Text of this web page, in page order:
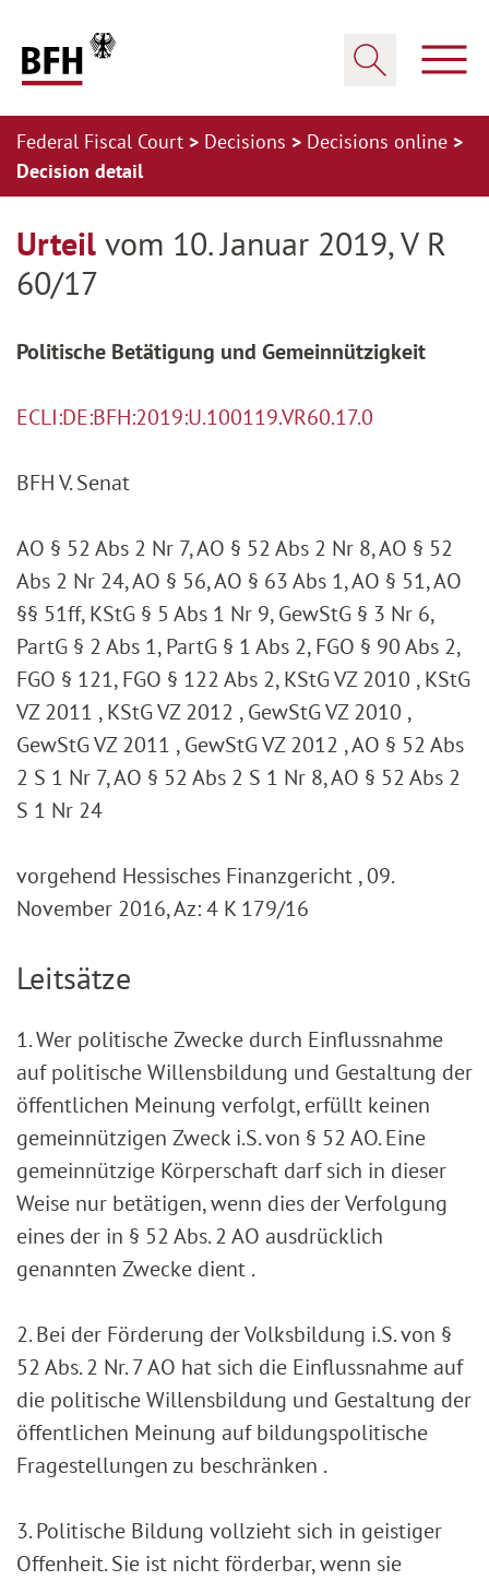
Federal Fiscal Court Decisions
Decisions online
Decision detail
Urteil vom 10. Januar 2019, V R
60/17
Politische Betätigung und Gemeinnützigkeit
ECLI:DE:BFH:2019:U.100119.VR60.17.0
BFH V. Senat
AO § 52 Abs 2 Nr 7, AO § 52 Abs 2 Nr 8, AO § 52
Abs 2 Nr 24, AO § 56, AO § 63 Abs 1, AO § 51, AO
§§ 51ff, KStG § 5 Abs 1 Nr 9, GewStG § 3 Nr 6,
PartG § 2 Abs 1, PartG § 1 Abs 2, FGO § 90 Abs 2,
FGO § 121, FGO § 122 Abs 2, KStG VZ 2010 , KStG
VZ 2011 , KStG VZ 2012 , GewStG VZ 2010 ,
GewStG VZ 2011 , GewStG VZ 2012 , AO § 52 Abs
2 S 1 Nr 7, AO § 52 Abs 2 S 1 Nr 8, AO § 52 Abs 2
S 1 Nr 24
vorgehend Hessisches Finanzgericht , 09.
November 2016, Az: 4 K 179/16
Leitsätze
1. Wer politische Zwecke durch Einflussnahme
auf politische Willensbildung und Gestaltung der
öffentlichen Meinung verfolgt, erfüllt keinen
gemeinnützigen Zweck i.S. von § 52 AO. Eine
gemeinnützige Körperschaft darf sich in dieser
Weise nur betätigen, wenn dies der Verfolgung
eines der in § 52 Abs. 2 AO ausdrücklich
genannten Zwecke dient .
2. Bei der Förderung der Volksbildung i.S. von §
52 Abs. 2 Nr. 7 AO hat sich die Einflussnahme auf
die politische Willensbildung und Gestaltung der
öffentlichen Meinung auf bildungspolitische
Fragestellungen zu beschränken .
3. Politische Bildung vollzieht sich in geistiger
Offenheit. Sie ist nicht förderbar, wenn sie